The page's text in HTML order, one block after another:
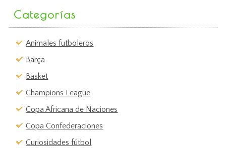
Categorías
Animales futboleros
Barça
Basket
Champions League
Copa Africana de Naciones
Copa Confederaciones
Curiosidades fútbol